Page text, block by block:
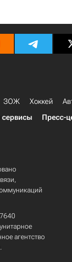
ЗОЖ Хоккей
Пресс-
агентство